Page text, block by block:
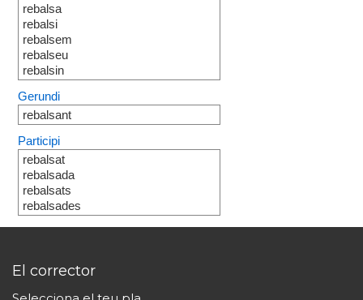
rebalsa
rebalsi
rebalsem
rebalseu
rebalsin
Gerundi
rebalsant
Participi
rebalsat
rebalsada
rebalsats
rebalsades
El corrector